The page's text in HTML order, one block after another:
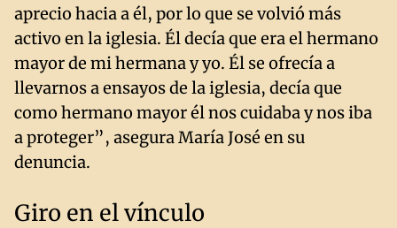
aprecio hacia a él, por lo que se volvió más
activo en la iglesia. Él decía que era el hermano
mayor de mi hermana y yo. Él se ofrecía a
llevarnos a ensayos de la iglesia, decía que
como hermano mayor él nos cuidaba y nos iba
a proteger”, asegura María José en su
denuncia.
Giro en el vínculo